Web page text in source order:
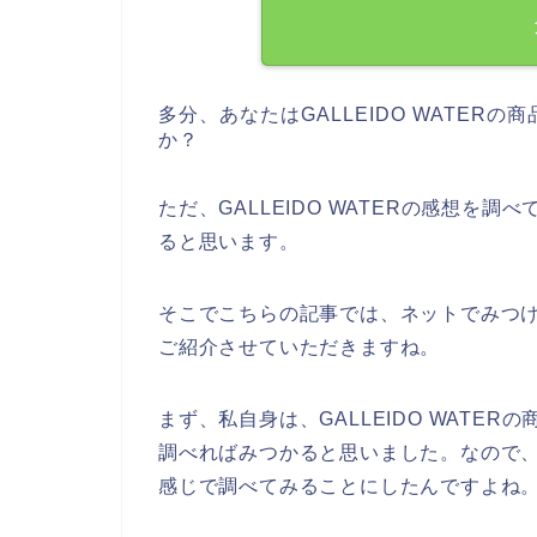
多分、あなたはGALLEIDO WATERの
か？
ただ、GALLEIDO WATERの感想を調べ
ると思います。
そこでこちらの記事では、ネットでみつ
ご紹介させていただきますね。
まず、私自身は、GALLEIDO WATERの
調べればみつかると思いました。なの
感じで調べてみることにしたんですよね